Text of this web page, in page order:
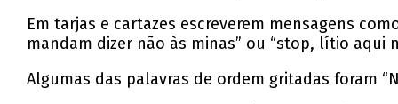
Em tarjas e cartazes escreverem mensagens
mandam dizer não às minas” ou “stop, lítio aqui
Algumas das palavras de ordem gritadas foram